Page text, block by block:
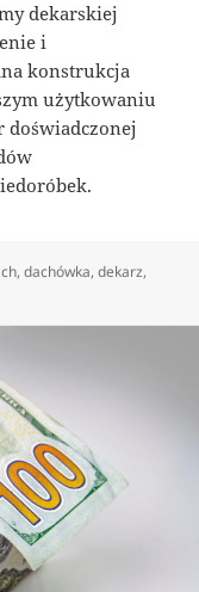
dekarskiej
i
konstrukcja
użytkowaniu
doświadczonej
,dachówka,dekarz,